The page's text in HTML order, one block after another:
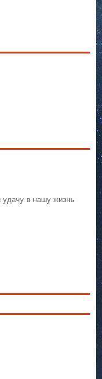
удачу в нашу жизнь